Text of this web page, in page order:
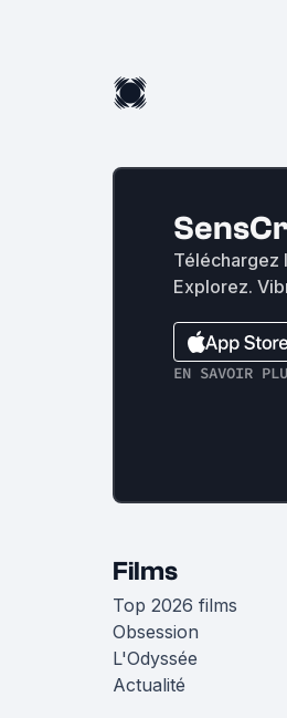
Téléchargez
Explorez.
EN SAVOIR
Films
Top 2026 films
Obsession
L'Odyssée
Actualité